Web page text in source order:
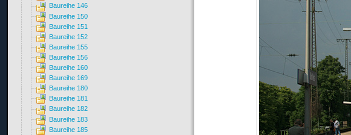
Baureihe 146
Baureihe 150
Baureihe 151
Baureihe 152
Baureihe 155
Baureihe 156
Baureihe 160
Baureihe 169
Baureihe 180
Baureihe 181
Baureihe 182
Baureihe 183
Baureihe 185